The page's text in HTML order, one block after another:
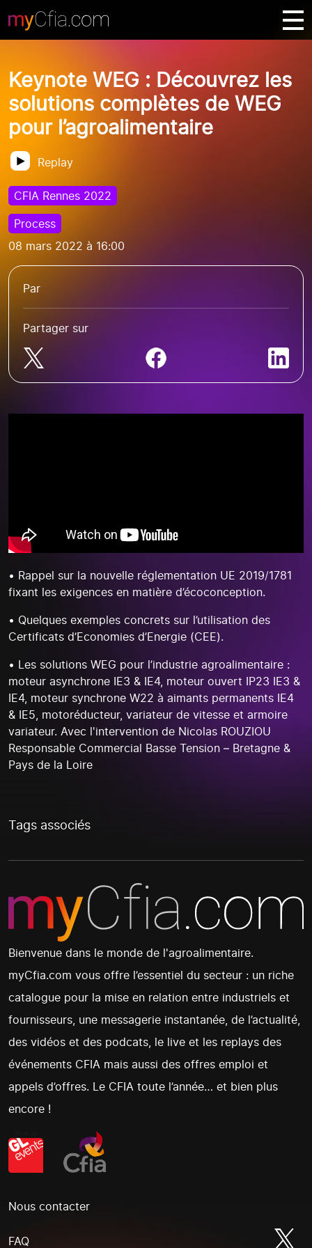
Keynote WEG : Découvrez les
solutions complètes de WEG
pour l’agroalimentaire
Replay
CFIA Rennes 2022
Process
08 mars 2022 à 16:00
Par
Partager sur
• Rappel sur la nouvelle réglementation UE 2019/1781
fixant les exigences en matière d’écoconception.
• Quelques exemples concrets sur l’utilisation des
Certificats d’Economies d’Energie (CEE).
• Les solutions WEG pour l’industrie agroalimentaire :
moteur asynchrone IE3 & IE4, moteur ouvert IP23 IE3 &
IE4, moteur synchrone W22 à aimants permanents IE4
& IE5, motoréducteur, variateur de vitesse et armoire
variateur. Avec l'intervention de Nicolas ROUZIOU
Responsable Commercial Basse Tension – Bretagne &
Pays de la Loire
Tags associés
Bienvenue dans le monde de l'agroalimentaire.
myCfia.com vous offre l’essentiel du secteur : un riche
catalogue pour la mise en relation entre industriels et
fournisseurs, une messagerie instantanée, de l’actualité,
des vidéos et des podcats, le live et les replays des
événements CFIA mais aussi des offres emploi et
appels d’offres. Le CFIA toute l’année… et bien plus
encore !
Nous contacter
FAQ